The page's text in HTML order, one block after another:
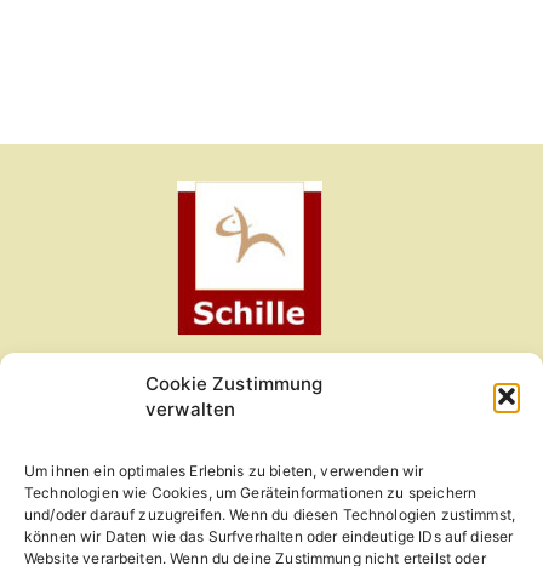
Cookie Zustimmung
verwalten
Um ihnen ein optimales Erlebnis zu bieten, verwenden wir
Technologien wie Cookies, um Geräteinformationen zu speichern
und/oder darauf zuzugreifen. Wenn du diesen Technologien zustimmst,
können wir Daten wie das Surfverhalten oder eindeutige IDs auf dieser
Website verarbeiten. Wenn du deine Zustimmung nicht erteilst oder
Kleintierzentrum am Obermain
96215 Lichtenfels
09571-6060